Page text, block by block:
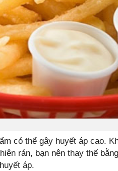
có thể gây huyết áp cao.
rán, bạn nên thay thế
áp.